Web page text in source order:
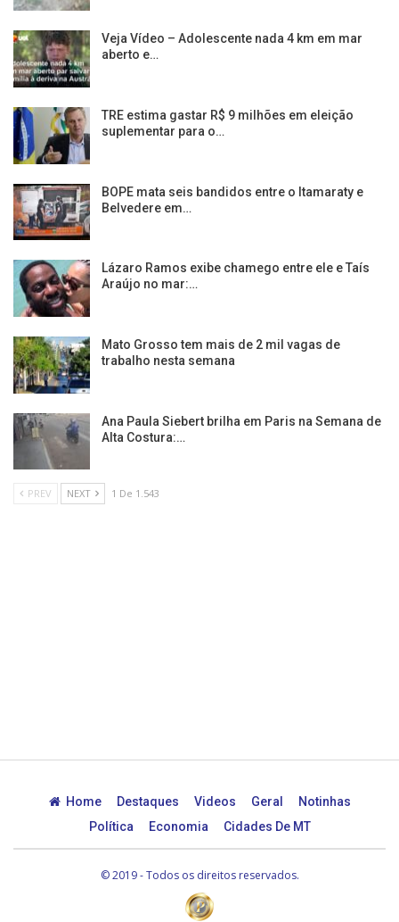
Veja Vídeo – Adolescente nada 4 km em mar
aberto e…
TRE estima gastar R$ 9 milhões em eleição
suplementar para o…
BOPE mata seis bandidos entre o Itamaraty e
Belvedere em…
Lázaro Ramos exibe chamego entre ele e Taís
Araújo no mar:…
Mato Grosso tem mais de 2 mil vagas de
trabalho nesta semana
Ana Paula Siebert brilha em Paris na Semana de
Alta Costura:…
PREV NEXT 1 De 1.543
Home Destaques Videos Geral
Notinhas
Política
Economia Cidades De MT
© 2019 - Todos os direitos reservados.